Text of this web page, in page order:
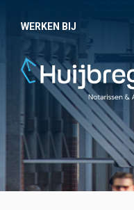
WERKEN BIJ